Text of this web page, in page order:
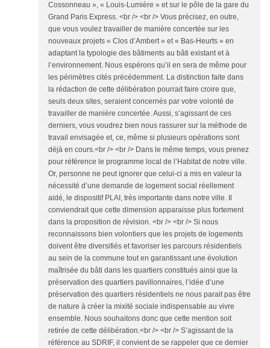
Cossonneau », « Louis-Lumière » et sur le pôle de la gare du
Grand Paris Express. <br /> <br /> Vous précisez, en outre,
que vous voulez travailler de manière concertée sur les
nouveaux projets « Clos d’Ambert » et « Bas-Heurts » en
adaptant la typologie des bâtiments au bâti existant et à
l’environnement. Nous espérons qu’il en sera de même pour
les périmètres cités précédemment. La distinction faite dans
la rédaction de cette délibération pourrait faire croire que,
seuls deux sites, seraient concernés par votre volonté de
travailler de manière concertée. Aussi, s’agissant de ces
derniers, vous voudrez bien nous rassurer sur la méthode de
travail envisagée et, ce, même si plusieurs opérations sont
déjà en cours.<br /> <br /> Dans le même temps, vous prenez
pour référence le programme local de l’Habitat de notre ville.
Or, personne ne peut ignorer que celui-ci a mis en valeur la
nécessité d’une demande de logement social réellement
aidé, le dispositif PLAI, très importante dans notre ville. Il
conviendrait que cette dimension apparaisse plus fortement
dans la proposition de révision. <br /> <br /> Si nous
reconnaissons bien volontiers que les projets de logements
doivent être diversifiés et favoriser les parcours résidentiels
au sein de la commune tout en garantissant une évolution
maîtrisée du bâti dans les quartiers constitués ainsi que la
préservation des quartiers pavillonnaires, l’idée d’une
préservation des quartiers résidentiels ne nous parait pas être
de nature à créer la mixité sociale indispensable au vivre
ensemble. Nous souhaitons donc que cette mention soit
retirée de cette délibération.<br /> <br /> S’agissant de la
référence au SDRIF, il convient de se rappeler que ce dernier